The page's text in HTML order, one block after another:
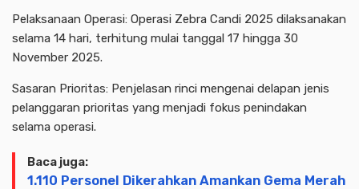
Pelaksanaan Operasi: Operasi Zebra Candi 2025 dilaksanakan
selama 14 hari, terhitung mulai tanggal 17 hingga 30
November 2025.
Sasaran Prioritas: Penjelasan rinci mengenai delapan jenis
pelanggaran prioritas yang menjadi fokus penindakan
selama operasi.
Baca juga:
1.110 Personel Dikerahkan Amankan Gema Merah